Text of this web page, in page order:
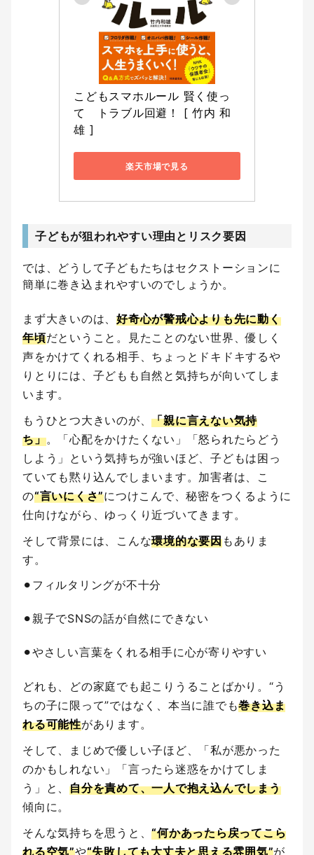
こどもスマホルール 賢く使っ
て　トラブル回避！ [ 竹内 和
雄 ]
楽天市場で見る
子どもが狙われやすい理由とリスク要因
では、どうして子どもたちはセクストーションに
簡単に巻き込まれやすいのでしょうか。
まず大きいのは、 好奇心が警戒心よりも先に動く
年頃だということ。見たことのない世界、優しく
声をかけてくれる相手、ちょっとドキドキするや
りとりには、子どもも自然と気持ちが向いてしま
います。
もうひとつ大きいのが、「親に言えない気持
ち」。「心配をかけたくない」「怒られたらどう
しよう」という気持ちが強いほど、子どもは困っ
ていても黙り込んでしまいます。加害者は、こ
の“言いにくさ”につけこんで、秘密をつくるように
仕向けながら、ゆっくり近づいてきます。
そして背景には、こんな環境的な要因もありま
す。
⚫︎フィルタリングが不十分
⚫︎親子でSNSの話が自然にできない
⚫︎やさしい言葉をくれる相手に心が寄りやすい
どれも、どの家庭でも起こりうることばかり。“う
ちの子に限って”ではなく、本当に誰でも巻き込ま
れる可能性があります。
そして、まじめで優しい子ほど、「私が悪かった
のかもしれない」「言ったら迷惑をかけてしま
う」と、 自分を責めて、一人で抱え込んでしまう
傾向に。
そんな気持ちを思うと、“何かあったら戻ってこら
れる空気”や“失敗しても大丈夫と思える雰囲気”が